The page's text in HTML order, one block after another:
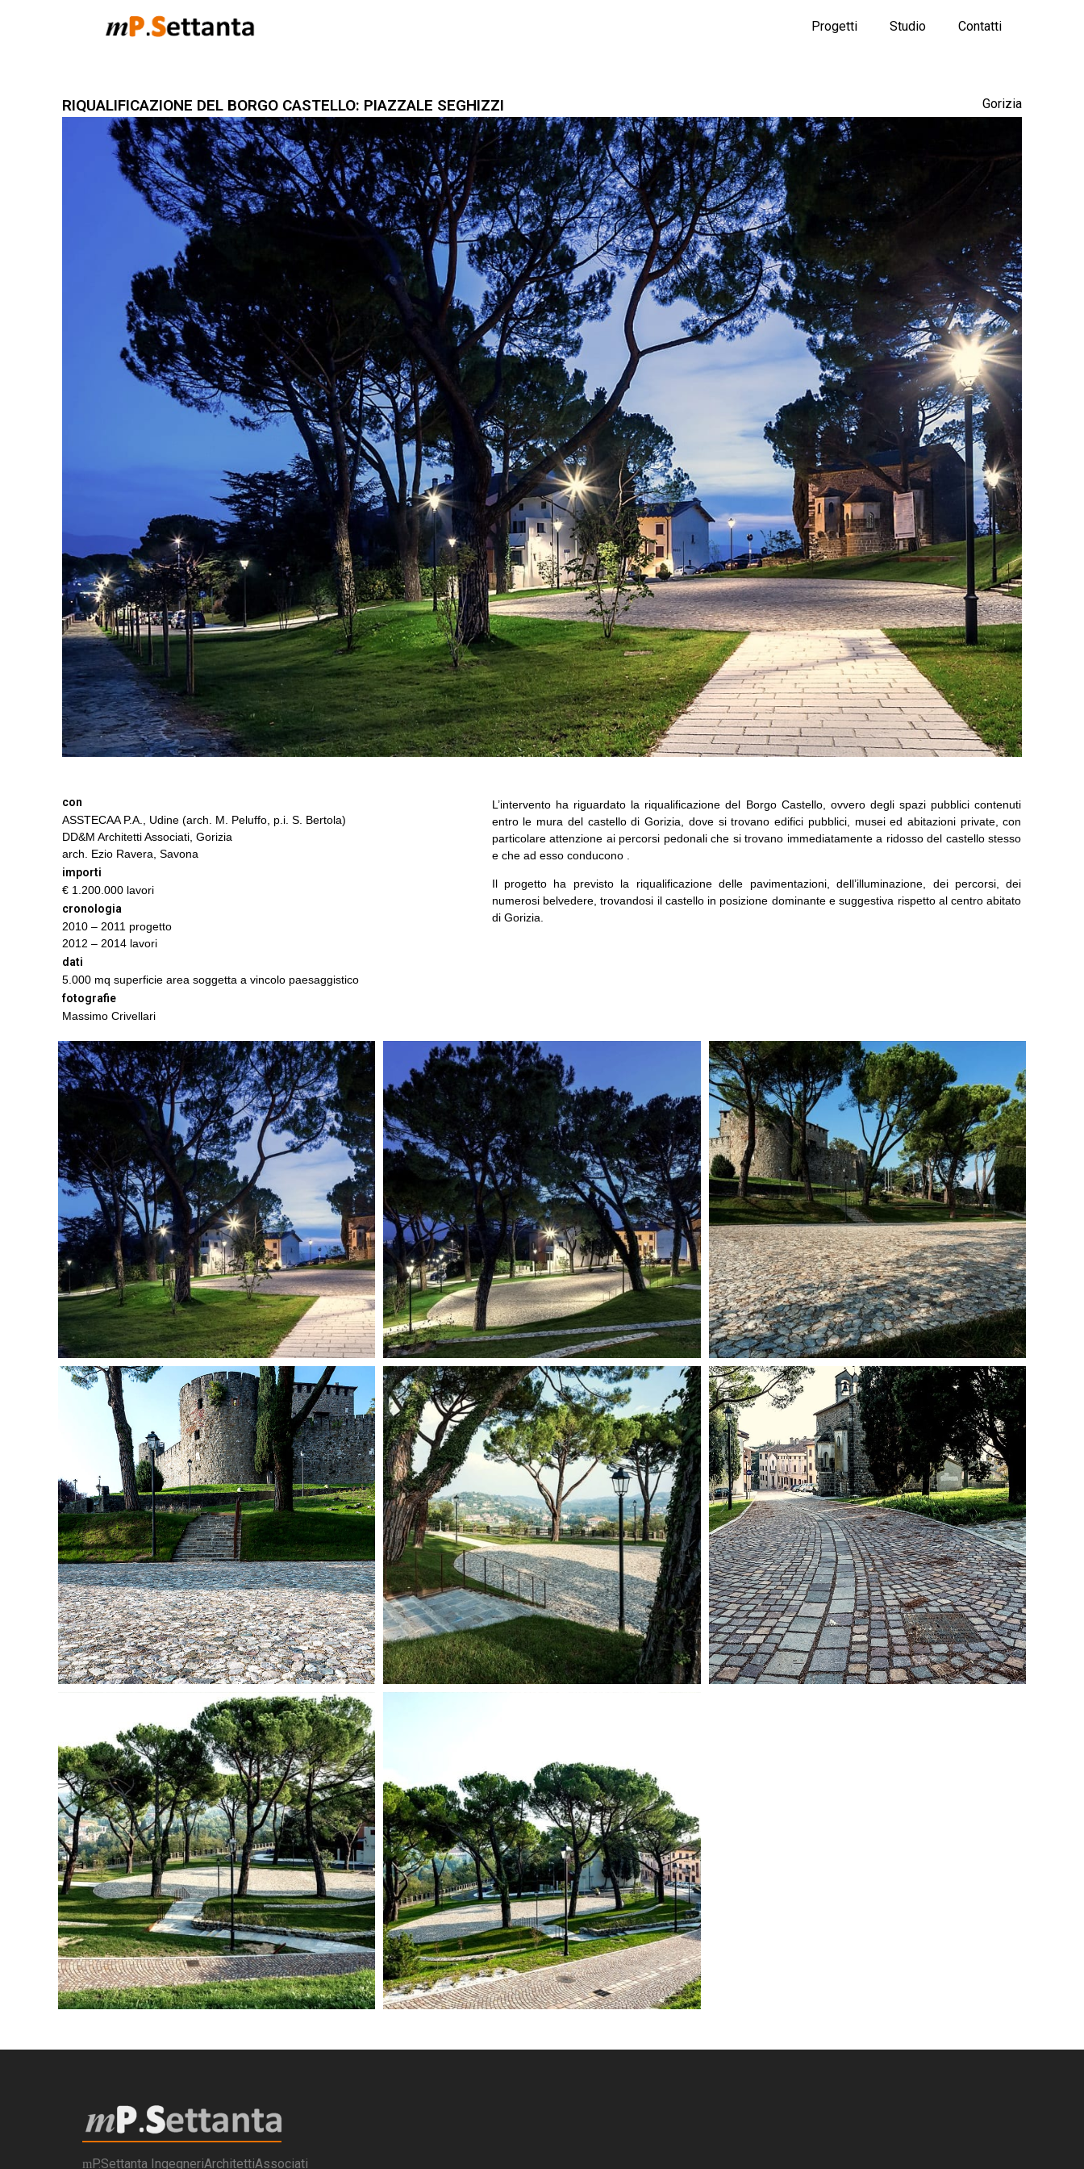
Progetti Studio Contatti
RIQUALIFICAZIONE DEL BORGO CASTELLO: PIAZZALE SEGHIZZI Gorizia
con
ASSTECAA P.A., Udine (arch. M. Peluffo, p.i. S. Bertola)
DD&M Architetti Associati, Gorizia
arch. Ezio Ravera, Savona
importi
€ 1.200.000 lavori
cronologia
2010 – 2011 progetto
2012 – 2014 lavori
dati
5.000 mq superficie area soggetta a vincolo paesaggistico
fotografie
Massimo Crivellari
L’intervento ha riguardato la riqualificazione del Borgo Castello, ovvero degli spazi pubblici contenuti
entro le mura del castello di Gorizia, dove si trovano edifici pubblici, musei ed abitazioni private, con
particolare attenzione ai percorsi pedonali che si trovano immediatamente a ridosso del castello stesso
e che ad esso conducono .
Il progetto ha previsto la riqualificazione delle pavimentazioni, dell’illuminazione, dei percorsi, dei
numerosi belvedere, trovandosi il castello in posizione dominante e suggestiva rispetto al centro abitato
di Gorizia.
mP.Settanta IngegneriArchitettiAssociati